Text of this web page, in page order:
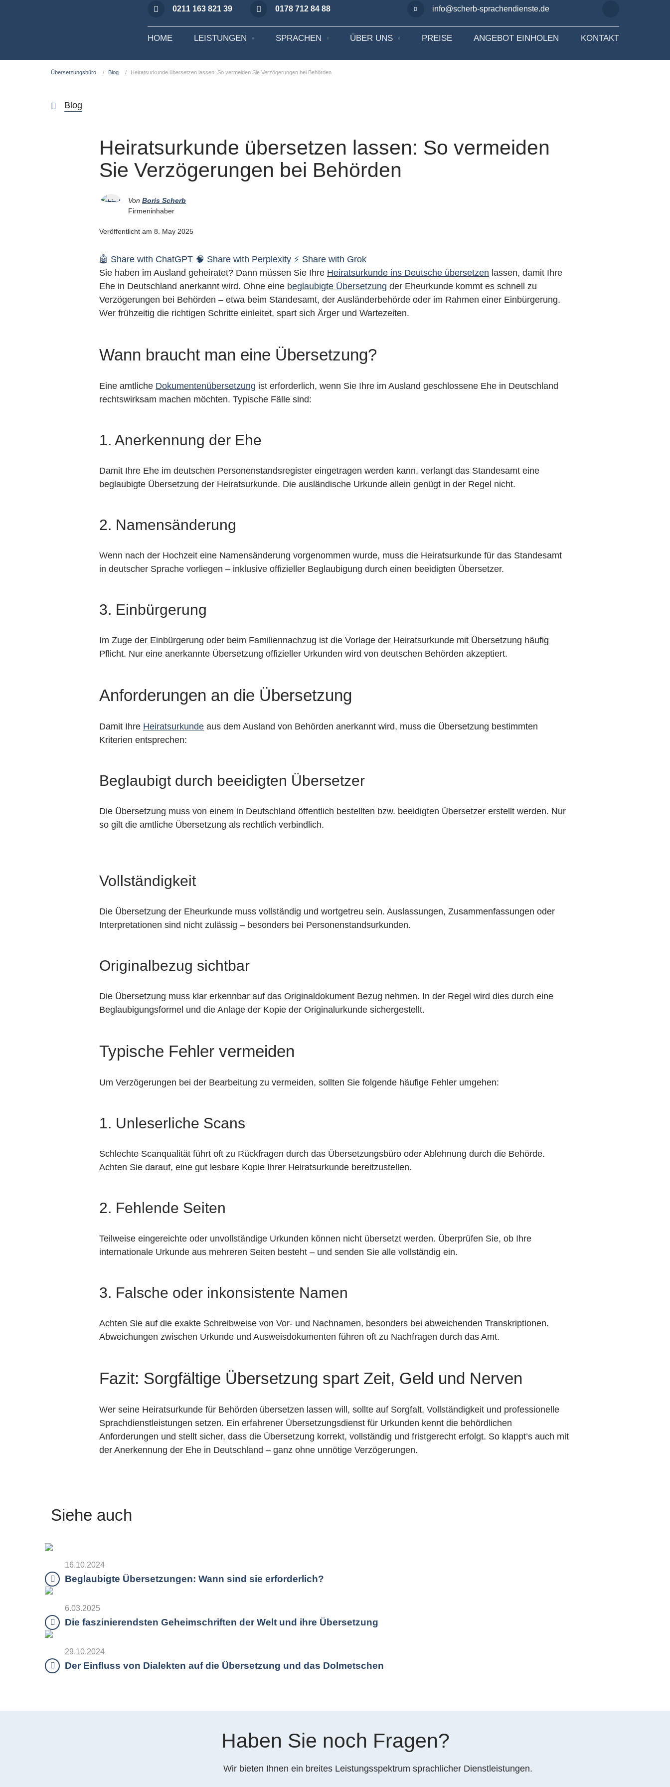
0211 163 821 39 0178 712 84 88 info@scherb-sprachendienste.de
HOME LEISTUNGEN SPRACHEN ÜBER UNS PREISE ANGEBOT EINHOLEN KONTAKT
Übersetzungsbüro Blog Heiratsurkunde übersetzen lassen: So vermeiden Sie Verzögerungen bei Behörden
Blog
Heiratsurkunde übersetzen lassen: So vermeiden
Sie Verzögerungen bei Behörden
Von Boris Scherb
Firmeninhaber
Veröffentlicht am 8. May 2025
🤖 Share with ChatGPT 🧠 Share with Perplexity ⚡ Share with Grok
Sie haben im Ausland geheiratet? Dann müssen Sie Ihre Heiratsurkunde ins Deutsche übersetzen lassen, damit Ihre
Ehe in Deutschland anerkannt wird. Ohne eine beglaubigte Übersetzung der Eheurkunde kommt es schnell zu
Verzögerungen bei Behörden – etwa beim Standesamt, der Ausländerbehörde oder im Rahmen einer Einbürgerung.
Wer frühzeitig die richtigen Schritte einleitet, spart sich Ärger und Wartezeiten.
Wann braucht man eine Übersetzung?
Eine amtliche Dokumentenübersetzung ist erforderlich, wenn Sie Ihre im Ausland geschlossene Ehe in Deutschland
rechtswirksam machen möchten. Typische Fälle sind:
1. Anerkennung der Ehe
Damit Ihre Ehe im deutschen Personenstandsregister eingetragen werden kann, verlangt das Standesamt eine
beglaubigte Übersetzung der Heiratsurkunde. Die ausländische Urkunde allein genügt in der Regel nicht.
2. Namensänderung
Wenn nach der Hochzeit eine Namensänderung vorgenommen wurde, muss die Heiratsurkunde für das Standesamt
in deutscher Sprache vorliegen – inklusive offizieller Beglaubigung durch einen beeidigten Übersetzer.
3. Einbürgerung
Im Zuge der Einbürgerung oder beim Familiennachzug ist die Vorlage der Heiratsurkunde mit Übersetzung häufig
Pflicht. Nur eine anerkannte Übersetzung offizieller Urkunden wird von deutschen Behörden akzeptiert.
Anforderungen an die Übersetzung
Damit Ihre Heiratsurkunde aus dem Ausland von Behörden anerkannt wird, muss die Übersetzung bestimmten
Kriterien entsprechen:
Beglaubigt durch beeidigten Übersetzer
Die Übersetzung muss von einem in Deutschland öffentlich bestellten bzw. beeidigten Übersetzer erstellt werden. Nur
so gilt die amtliche Übersetzung als rechtlich verbindlich.
Vollständigkeit
Die Übersetzung der Eheurkunde muss vollständig und wortgetreu sein. Auslassungen, Zusammenfassungen oder
Interpretationen sind nicht zulässig – besonders bei Personenstandsurkunden.
Originalbezug sichtbar
Die Übersetzung muss klar erkennbar auf das Originaldokument Bezug nehmen. In der Regel wird dies durch eine
Beglaubigungsformel und die Anlage der Kopie der Originalurkunde sichergestellt.
Typische Fehler vermeiden
Um Verzögerungen bei der Bearbeitung zu vermeiden, sollten Sie folgende häufige Fehler umgehen:
1. Unleserliche Scans
Schlechte Scanqualität führt oft zu Rückfragen durch das Übersetzungsbüro oder Ablehnung durch die Behörde.
Achten Sie darauf, eine gut lesbare Kopie Ihrer Heiratsurkunde bereitzustellen.
2. Fehlende Seiten
Teilweise eingereichte oder unvollständige Urkunden können nicht übersetzt werden. Überprüfen Sie, ob Ihre
internationale Urkunde aus mehreren Seiten besteht – und senden Sie alle vollständig ein.
3. Falsche oder inkonsistente Namen
Achten Sie auf die exakte Schreibweise von Vor- und Nachnamen, besonders bei abweichenden Transkriptionen.
Abweichungen zwischen Urkunde und Ausweisdokumenten führen oft zu Nachfragen durch das Amt.
Fazit: Sorgfältige Übersetzung spart Zeit, Geld und Nerven
Wer seine Heiratsurkunde für Behörden übersetzen lassen will, sollte auf Sorgfalt, Vollständigkeit und professionelle
Sprachdienstleistungen setzen. Ein erfahrener Übersetzungsdienst für Urkunden kennt die behördlichen
Anforderungen und stellt sicher, dass die Übersetzung korrekt, vollständig und fristgerecht erfolgt. So klappt’s auch mit
der Anerkennung der Ehe in Deutschland – ganz ohne unnötige Verzögerungen.
Siehe auch
16.10.2024
Beglaubigte Übersetzungen: Wann sind sie erforderlich?
6.03.2025
Die faszinierendsten Geheimschriften der Welt und ihre Übersetzung
29.10.2024
Der Einfluss von Dialekten auf die Übersetzung und das Dolmetschen
Haben Sie noch Fragen?
Wir bieten Ihnen ein breites Leistungsspektrum sprachlicher Dienstleistungen.